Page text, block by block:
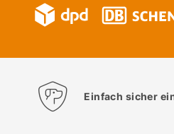
Einfach sicher